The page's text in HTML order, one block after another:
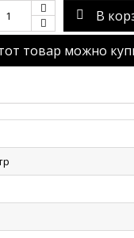
В
товар можно